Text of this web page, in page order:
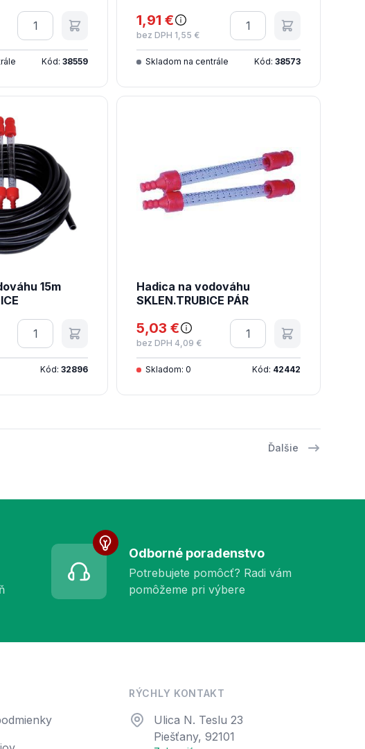
Množstvo
Kód: 38559
1,91 €
bez DPH 1,55 €
Množstvo
Skladom na centrále Kód: 38573
15m
Množstvo
Kód: 32896
Hadica na vodováhu
SKLEN.TRUBICE PÁR
5,03 €
bez DPH 4,09 €
Množstvo
Skladom: 0 Kód: 42442
Ďalšie
Odborné poradenstvo
Potrebujete pomôcť? Radi vám
pomôžeme pri výbere
RÝCHLY KONTAKT
AdresaUlica N. Teslu 23
Piešťany, 92101